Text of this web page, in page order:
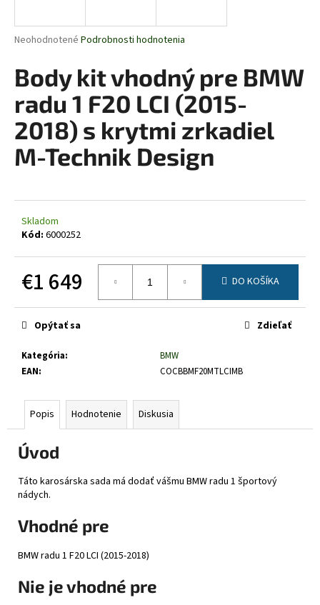
Priemerné
produktu
je
5
hviezdičiek.
Neohodnotené Podrobnosti hodnotenia
Body kit vhodný pre BMW
radu 1 F20 LCI (2015-
2018) s krytmi zrkadiel
M-Technik Design
Skladom
Kód: 6000252
€1 649
cena:
DO KOŠÍKA
Kategória:
BMW
EAN: COCBBMF20MTLCIMB
Opýtať sa Zdieľať
Popis Hodnotenie Diskusia
Úvod
Táto karosárska sada má dodať vášmu BMW radu 1 športový
nádych.
Vhodné pre
BMW radu 1 F20 LCI (2015-2018)
Nie je vhodné pre
j
ť
?
HĽADAŤ
O
d
p
ú
m